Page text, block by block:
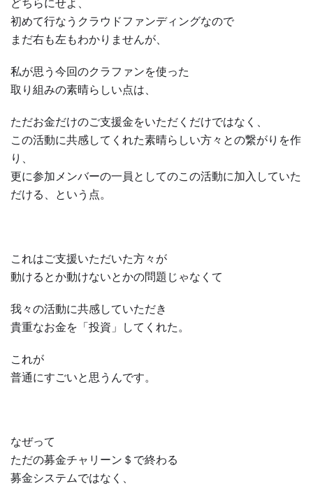
初めて行なうクラウドファンディングなので
まだ右も左もわかりませんが、
私が思う今回のクラファンを使った
取り組みの素晴らしい点は、
ただお金だけのご支援金をいただくだけではなく、
この活動に共感してくれた素晴らしい方々との繋がりを作
り、
更に参加メンバーの一員としてのこの活動に加入していた
だける、という点。
これはご支援いただいた方々が
動けるとか動けないとかの問題じゃなくて
我々の活動に共感していただき
貴重なお金を「投資」してくれた。
これが
普通にすごいと思うんです。
なぜって
ただの募金チャリーン＄で終わる
募金システムではなく、